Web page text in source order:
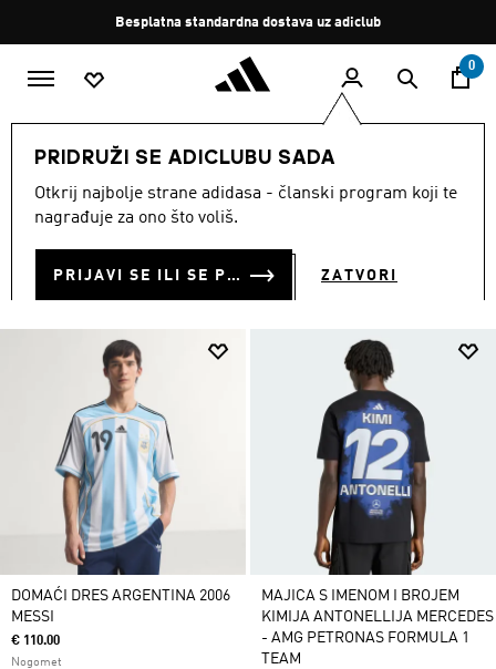
Zaustavi
rotaciju
Besplatna standardna dostava uz adiclub
0
PRIDRUŽI SE ADICLUBU SADA
Otkrij najbolje strane adidasa - članski program koji te
nagrađuje za ono što voliš.
PRIJAVI SE ILI SE PRIDRUŽI SADA ZATVORI
MUŠKARCI Odjeća
ODJEĆA
DOMAĆI DRES ARGENTINA 2006
MESSI
€ 110.00
Nogomet
MAJICA S IMENOM I BROJEM
KIMIJA ANTONELLIJA MERCEDES
- AMG PETRONAS FORMULA 1
TEAM